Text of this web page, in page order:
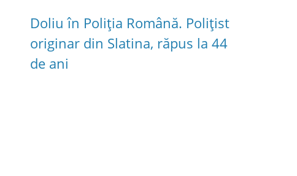
Doliu în Poliția Română. Polițist
originar din Slatina, răpus la 44
de ani